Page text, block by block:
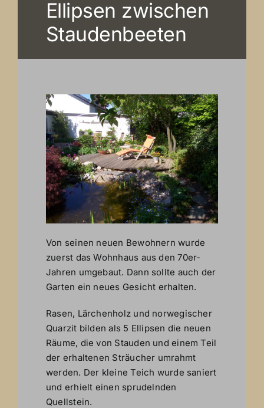
Ellipsen zwischen
Staudenbeeten
Von seinen neuen Bewohnern wurde
zuerst das Wohnhaus aus den 70er-
Jahren umgebaut. Dann sollte auch der
Garten ein neues Gesicht erhalten.
Rasen, Lärchenholz und norwegischer
Quarzit bilden als 5 Ellipsen die neuen
Räume, die von Stauden und einem Teil
der erhaltenen Sträucher umrahmt
werden. Der kleine Teich wurde saniert
und erhielt einen sprudelnden
Quellstein.